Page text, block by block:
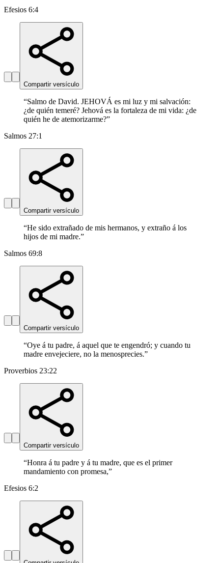
Efesios 6:4
Compartir versículo
“Salmo de David. JEHOVÁ es mi luz y mi salvación:
¿de quién temeré? Jehová es la fortaleza de mi vida: ¿de
quién he de atemorizarme?”
Salmos 27:1
Compartir versículo
“He sido extrañado de mis hermanos, y extraño á los
hijos de mi madre.”
Salmos 69:8
Compartir versículo
“Oye á tu padre, á aquel que te engendró; y cuando tu
madre envejeciere, no la menosprecies.”
Proverbios 23:22
Compartir versículo
“Honra á tu padre y á tu madre, que es el primer
mandamiento con promesa,”
Efesios 6:2